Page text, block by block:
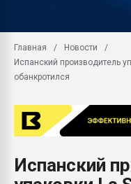
Главная
Новости
Испанский производитель
обанкротился
Испанский